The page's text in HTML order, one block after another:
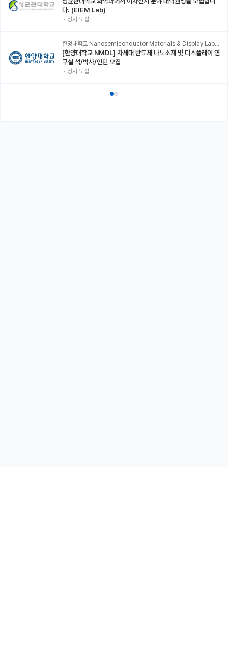
다. (EIEM Lab)
~ 상시 모집
한양대학교 Nanosemiconductor Materials & Display Laboratory
[한양대학교 NMDL] 차세대 반도체 나노소재 및 디스플레이 연
구실 석/박사/인턴 모집
~ 상시 모집